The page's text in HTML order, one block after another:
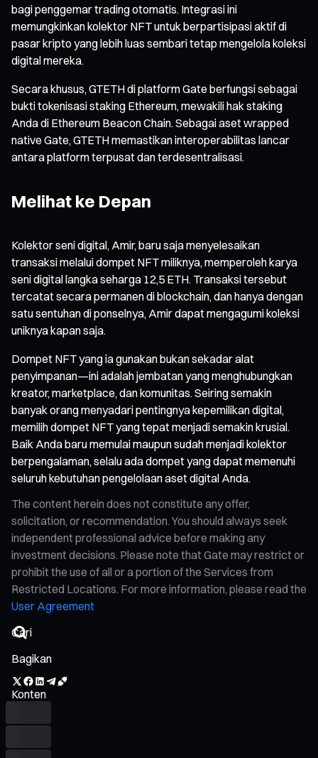
bagi penggemar trading otomatis. Integrasi ini
memungkinkan kolektor NFT untuk berpartisipasi aktif di
pasar kripto yang lebih luas sembari tetap mengelola koleksi
digital mereka.
Secara khusus, GTETH di platform Gate berfungsi sebagai
bukti tokenisasi staking Ethereum, mewakili hak staking
Anda di Ethereum Beacon Chain. Sebagai aset wrapped
native Gate, GTETH memastikan interoperabilitas lancar
antara platform terpusat dan terdesentralisasi.
Melihat ke Depan
Kolektor seni digital, Amir, baru saja menyelesaikan
transaksi melalui dompet NFT miliknya, memperoleh karya
seni digital langka seharga 12,5 ETH. Transaksi tersebut
tercatat secara permanen di blockchain, dan hanya dengan
satu sentuhan di ponselnya, Amir dapat mengagumi koleksi
uniknya kapan saja.
Dompet NFT yang ia gunakan bukan sekadar alat
penyimpanan—ini adalah jembatan yang menghubungkan
kreator, marketplace, dan komunitas. Seiring semakin
banyak orang menyadari pentingnya kepemilikan digital,
memilih dompet NFT yang tepat menjadi semakin krusial.
Baik Anda baru memulai maupun sudah menjadi kolektor
berpengalaman, selalu ada dompet yang dapat memenuhi
seluruh kebutuhan pengelolaan aset digital Anda.
The content herein does not constitute any offer,
solicitation, or recommendation. You should always seek
independent professional advice before making any
investment decisions. Please note that Gate may restrict or
prohibit the use of all or a portion of the Services from
Restricted Locations. For more information, please read the
User Agreement
Bagikan
Konten